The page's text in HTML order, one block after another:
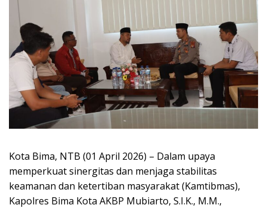
Kota Bima, NTB (01 April 2026) – Dalam upaya
memperkuat sinergitas dan menjaga stabilitas
keamanan dan ketertiban masyarakat (Kamtibmas),
Kapolres Bima Kota AKBP Mubiarto, S.I.K., M.M.,